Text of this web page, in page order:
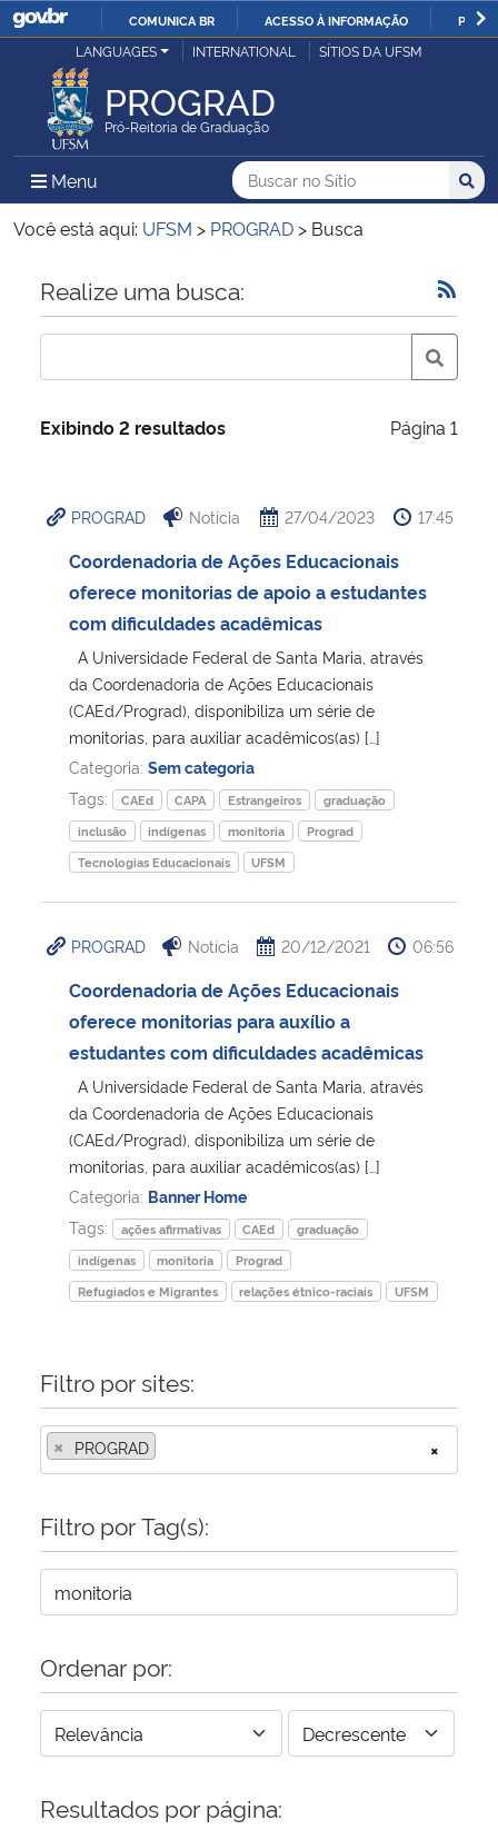
IR
O
COMUNICA BR ACESSO À INFORMAÇÃO
Ministério da Justiça e Segurança Pública
Ministério da Defesa
Ministério das Relações Exteriores
Ministério da Economia
Ministério da Infraestrutura
Ministério da Cidadania
Ministério de Minas e Energia
Ministério da Ciência, Tecnologia, Inovações e Comunicações
Ministério do Meio Ambiente
Ministério do Turismo
Ministério do Desenvolvimento Regional
Ministério da Mulher, da Família e dos Direitos Humanos
Secretaria-Geral
Secretaria de Governo
Gabinete de Segurança Institucional
Advocacia-Geral da União
Banco Central do Brasil
LANGUAGES INTERNATIONAL SÍTIOS DA UFSM
PROGRAD
Pró-Reitoria de Graduação
Menu Menu Principal do Sítio
Busca
Buscar no no Sítio
Busca:
Você está aqui: UFSM > PROGRAD > Busca
Início do conteúdo
Realize uma busca:
Exibindo 2 resultados Página 1
PROGRAD Notícia 27/04/2023 17:45
Coordenadoria de Ações Educacionais
oferece monitorias de apoio a estudantes
com dificuldades acadêmicas
A Universidade Federal de Santa Maria, através
da Coordenadoria de Ações Educacionais
(CAEd/Prograd), disponibiliza um série de
monitorias, para auxiliar acadêmicos(as) […]
Categoria: Sem categoria
Tags:
CAEd CAPA Estrangeiros
graduação
inclusão
indígenas monitoria
Prograd
Tecnologias Educacionais
UFSM
PROGRAD Notícia 20/12/2021 06:56
Coordenadoria de Ações Educacionais
oferece monitorias para auxílio a
estudantes com dificuldades acadêmicas
A Universidade Federal de Santa Maria, através
da Coordenadoria de Ações Educacionais
(CAEd/Prograd), disponibiliza um série de
monitorias, para auxiliar acadêmicos(as) […]
Categoria: Banner Home
Tags:
ações afirmativas CAEd
graduação
indígenas
monitoria
Prograd
Refugiados e Migrantes
relações étnico-raciais UFSM
Filtro por sites:
×
× PROGRAD
Filtro por Tag(s):
Ordenar por:
Resultados por página: